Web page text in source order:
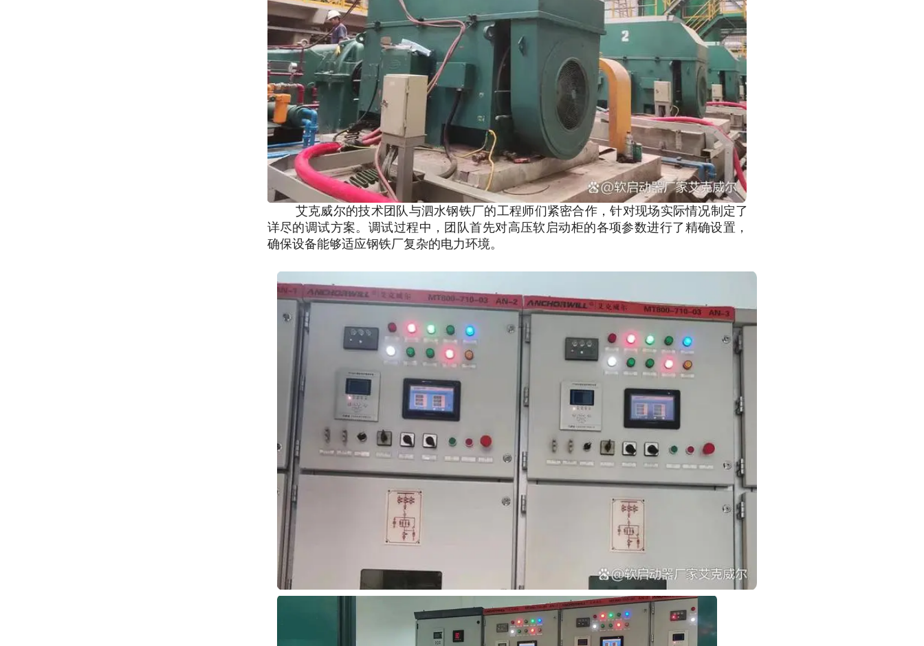
艾克威尔的技术团队与泗水钢铁厂的工程师们紧密合作，针对现场实际情况制定了
详尽的调试方案。 调试过程中，团队首先对高压软启动柜的各项参数进行了精确设置，
确保设备能够适应钢铁厂复杂的电力环境。